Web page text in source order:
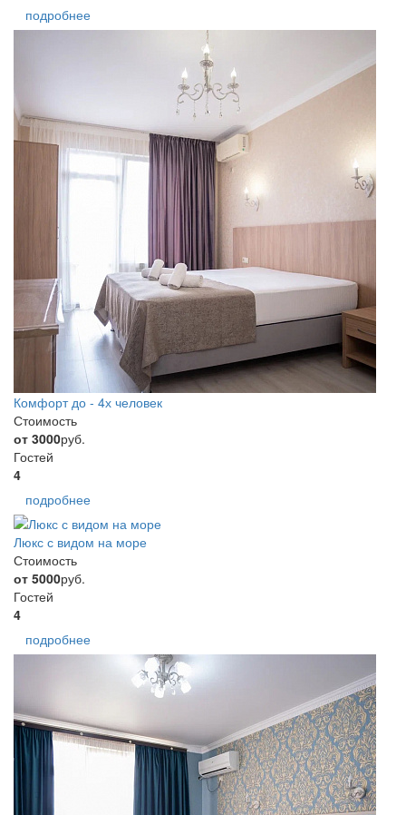
подробнее
Комфорт до - 4х человек
Стоимость
от 3000руб.
Гостей
4
подробнее
Люкс с видом на море
Стоимость
от 5000руб.
Гостей
4
подробнее